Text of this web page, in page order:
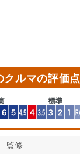
クルマの評価点
監修